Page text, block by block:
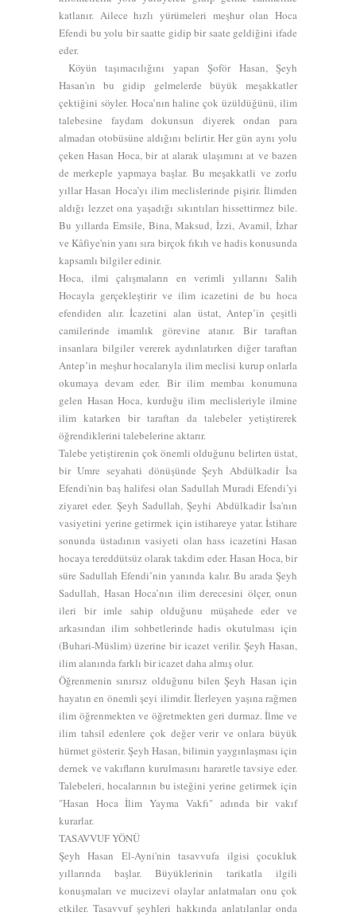
katlanır. Ailece hızlı yürümeleri meşhur olan Hoca
Efendi bu yolu bir saatte gidip bir saate geldiğini ifade
eder.
Köyün taşımacılığını yapan Şoför Hasan, Şeyh
Hasan'ın bu gidip gelmelerde büyük meşakkatler
çektiğini söyler. Hoca’nın haline çok üzüldüğünü, ilim
talebesine faydam dokunsun diyerek ondan para
almadan otobüsüne aldığını belirtir. Her gün aynı yolu
çeken Hasan Hoca, bir at alarak ulaşımını at ve bazen
de merkeple yapmaya başlar. Bu meşakkatli ve zorlu
yıllar Hasan Hoca’yı ilim meclislerinde pişirir. İlimden
aldığı lezzet ona yaşadığı sıkıntıları hissettirmez bile.
Bu yıllarda Emsile, Bina, Maksud, İzzi, Avamil, İzhar
ve Kâfiye'nin yanı sıra birçok fıkıh ve hadis konusunda
kapsamlı bilgiler edinir.
Hoca, ilmi çalışmaların en verimli yıllarını Salih
Hocayla gerçekleştirir ve ilim icazetini de bu hoca
efendiden alır. İcazetini alan üstat, Antep’in çeşitli
camilerinde imamlık görevine atanır. Bir taraftan
insanlara bilgiler vererek aydınlatırken diğer taraftan
Antep’in meşhur hocalarıyla ilim meclisi kurup onlarla
okumaya devam eder. Bir ilim membaı konumuna
gelen Hasan Hoca, kurduğu ilim meclisleriyle ilmine
ilim katarken bir taraftan da talebeler yetiştirerek
öğrendiklerini talebelerine aktarır.
Talebe yetiştirenin çok önemli olduğunu belirten üstat,
bir Umre seyahati dönüşünde Şeyh Abdülkadir İsa
Efendi'nin baş halifesi olan Sadullah Muradi Efendi’yi
ziyaret eder. Şeyh Sadullah, Şeyhi Abdülkadir İsa'nın
vasiyetini yerine getirmek için istihareye yatar. İstihare
sonunda üstadının vasiyeti olan hass icazetini Hasan
hocaya tereddütsüz olarak takdim eder. Hasan Hoca, bir
süre Sadullah Efendi’nin yanında kalır. Bu arada Şeyh
Sadullah, Hasan Hoca’nın ilim derecesini ölçer, onun
ileri bir imle sahip olduğunu müşahede eder ve
arkasından ilim sohbetlerinde hadis okutulması için
(Buhari-Müslim) üzerine bir icazet verilir. Şeyh Hasan,
ilim alanında farklı bir icazet daha almış olur.
Öğrenmenin sınırsız olduğunu bilen Şeyh Hasan için
hayatın en önemli şeyi ilimdir. İlerleyen yaşına rağmen
ilim öğrenmekten ve öğretmekten geri durmaz. İlme ve
ilim tahsil edenlere çok değer verir ve onlara büyük
hürmet gösterir. Şeyh Hasan, bilimin yaygınlaşması için
dernek ve vakıfların kurulmasını hararetle tavsiye eder.
Talebeleri, hocalarının bu isteğini yerine getirmek için
"Hasan Hoca İlim Yayma Vakfı" adında bir vakıf
kurarlar.
TASAVVUF YÖNÜ
Şeyh Hasan El-Ayni'nin tasavvufa ilgisi çocukluk
yıllarında başlar. Büyüklerinin tarikatla ilgili
konuşmaları ve mucizevi olaylar anlatmaları onu çok
etkiler. Tasavvuf şeyhleri hakkında anlatılanlar onda